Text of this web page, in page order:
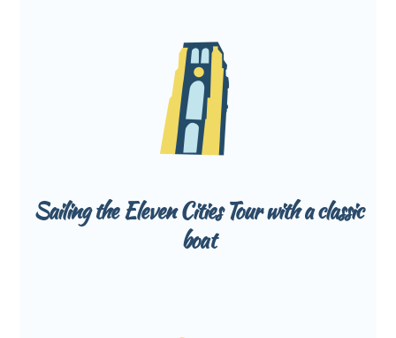
Sailing the Eleven Cities Tour with a classic
boat